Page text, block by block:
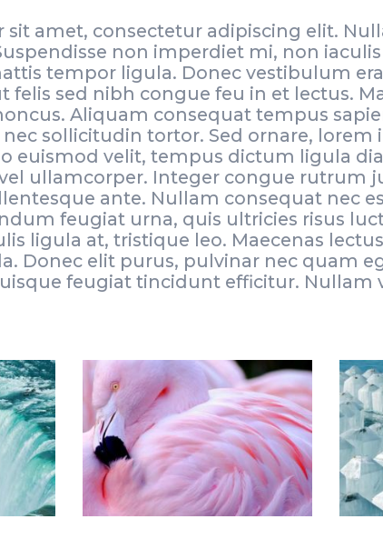
sit amet, consectetur adipiscing elit.
non imperdiet mi, non iaculis
tempor ligula. Donec vestibulum
felis sed nibh congue feu in et lectus.
Aliquam consequat tempus
nec sollicitudin tortor. Sed ornare,
euismod velit, tempus dictum ligula
ullamcorper. Integer congue rutrum
ante. Nullam consequat nec
feugiat urna, quis ultricies risus
ligula at, tristique leo. Maecenas
Donec elit purus, pulvinar nec quam
feugiat tincidunt efficitur. Nullam